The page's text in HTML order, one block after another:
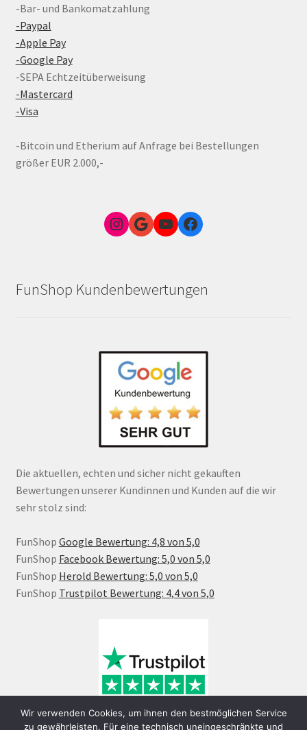
-Bar- und Bankomatzahlung
-Paypal
-Apple Pay
-Google Pay
-SEPA Echtzeitüberweisung
-Mastercard
-Visa
-Bitcoin und Etherium auf Anfrage bei Bestellungen
größer EUR 2.000,-
Instagram
Google Link zum FunShop WienYouTubeFacebook
FunShop Kundenbewertungen
Die aktuellen, echten und sicher nicht gekauften
Bewertungen unserer Kundinnen und Kunden auf die wir
sehr stolz sind:
FunShop Google Bewertung: 4,8 von 5,0
FunShop Facebook Bewertung: 5,0 von 5,0
FunShop Herold Bewertung: 5,0 von 5,0
FunShop Trustpilot Bewertung: 4,4 von 5,0
Wir verwenden Cookies, um ihnen den bestmöglichen Service
zu gewährleisten. Für eine technisch uneingeschränkte und